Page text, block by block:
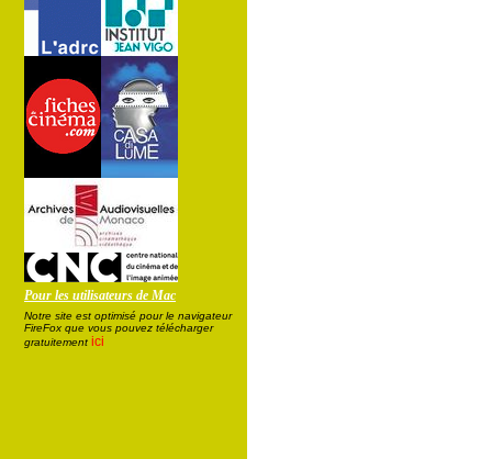
Pour les utilisateurs de Mac
Notre site est optimisé pour le navigateur
FireFox que vous pouvez télécharger
gratuitement ici